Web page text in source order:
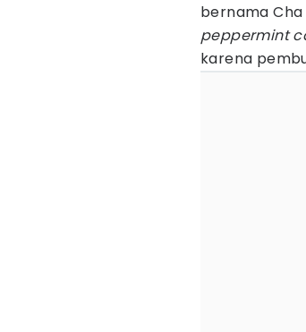
bernama
peppermint
karena